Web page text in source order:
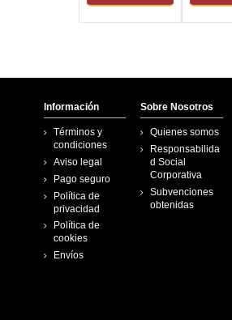
Información
Términos y
condiciones
Aviso legal
Pago seguro
Política de
privacidad
Política de
cookies
Envíos
Sobre Nosotros
Quienes somos
Responsabilida
d Social
Corporativa
Subvenciones
obtenidas